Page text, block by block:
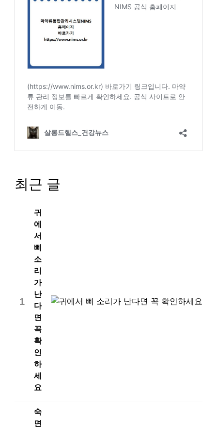
최근 글
1
귀
에
서
삐
소
리
가
난
다
면
꼭
확
인
하
세
요
숙
면